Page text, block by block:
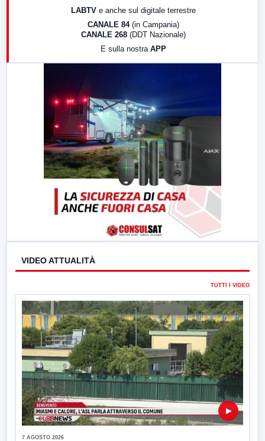
LABTV e anche sul digitale terrestre
CANALE 84 (in Campania)
CANALE 268 (DDT Nazionale)
E sulla nostra APP
VIDEO ATTUALITÀ
TUTTI I VIDEO
▶
7 AGOSTO 2026